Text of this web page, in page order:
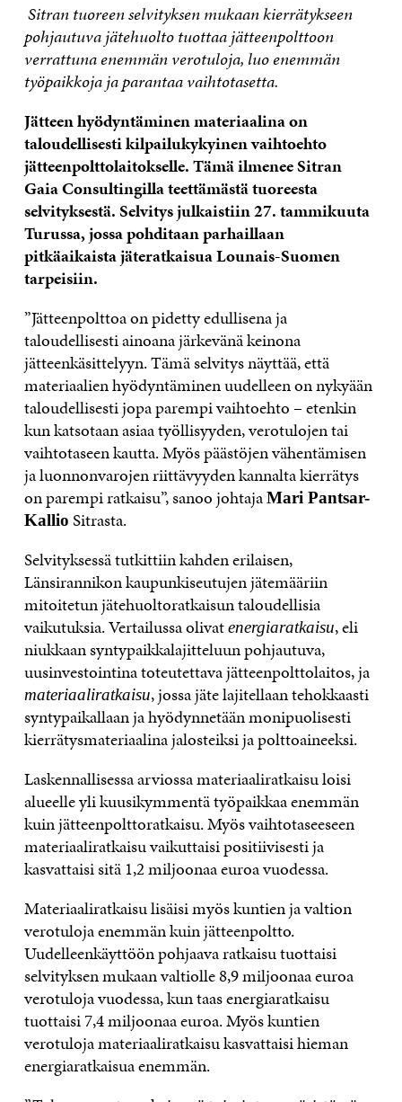
Sitran tuoreen selvityksen mukaan kierrätykseen
pohjautuva jätehuolto tuottaa jätteenpolttoon
verrattuna enemmän verotuloja, luo enemmän
työpaikkoja ja parantaa vaihtotasetta.
Jätteen hyödyntäminen materiaalina on
taloudellisesti kilpailukykyinen vaihtoehto
jätteenpolttolaitokselle. Tämä ilmenee Sitran
Gaia Consultingilla teettämästä tuoreesta
selvityksestä. Selvitys julkaistiin 27. tammikuuta
Turussa, jossa pohditaan parhaillaan
pitkäaikaista jäteratkaisua Lounais-Suomen
tarpeisiin.
”Jätteenpolttoa on pidetty edullisena ja
taloudellisesti ainoana järkevänä keinona
jätteenkäsittelyyn. Tämä selvitys näyttää, että
materiaalien hyödyntäminen uudelleen on nykyään
taloudellisesti jopa parempi vaihtoehto – etenkin
kun katsotaan asiaa työllisyyden, verotulojen tai
vaihtotaseen kautta. Myös päästöjen vähentämisen
ja luonnonvarojen riittävyyden kannalta kierrätys
on parempi ratkaisu”, sanoo johtajaMari Pantsar-
Kallio Sitrasta.
Selvityksessä tutkittiin kahden erilaisen,
Länsirannikon kaupunkiseutujen jätemääriin
mitoitetun jätehuoltoratkaisun taloudellisia
vaikutuksia. Vertailussa olivatenergiaratkaisu, eli
niukkaan syntypaikkalajitteluun pohjautuva,
uusinvestointina toteutettava jätteenpolttolaitos, ja
materiaaliratkaisu, jossa jäte lajitellaan tehokkaasti
syntypaikallaan ja hyödynnetään monipuolisesti
kierrätysmateriaalina jalosteiksi ja polttoaineeksi.
Laskennallisessa arviossa materiaaliratkaisu loisi
alueelle yli kuusikymmentä työpaikkaa enemmän
kuin jätteenpolttoratkaisu. Myös vaihtotaseeseen
materiaaliratkaisu vaikuttaisi positiivisesti ja
kasvattaisi sitä 1,2 miljoonaa euroa vuodessa.
Materiaaliratkaisu lisäisi myös kuntien ja valtion
verotuloja enemmän kuin jätteenpoltto.
Uudelleenkäyttöön pohjaava ratkaisu tuottaisi
selvityksen mukaan valtiolle 8,9 miljoonaa euroa
verotuloja vuodessa, kun taas energiaratkaisu
tuottaisi 7,4 miljoonaa euroa. Myös kuntien
verotuloja materiaaliratkaisu kasvattaisi hieman
energiaratkaisua enemmän.